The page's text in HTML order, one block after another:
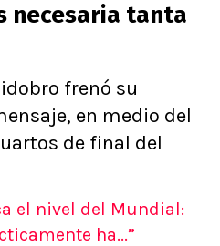
necesaria tanta
frenó su
en medio del
de final del
el nivel del Mundial:
ha...”